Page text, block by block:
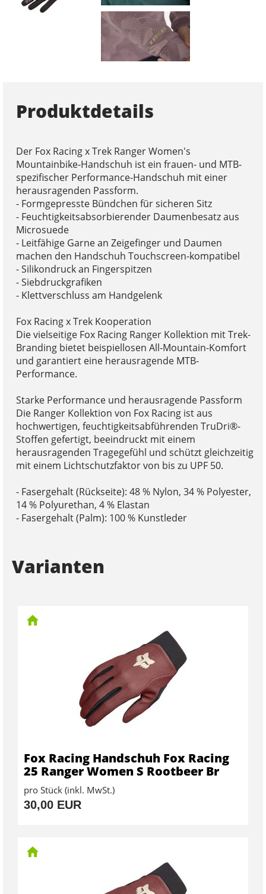
Produktdetails
Der Fox Racing x Trek Ranger Women's
Mountainbike-Handschuh ist ein frauen- und MTB-
spezifischer Performance-Handschuh mit einer
herausragenden Passform.
- Formgepresste Bündchen für sicheren Sitz
- Feuchtigkeitsabsorbierender Daumenbesatz aus
Microsuede
- Leitfähige Garne an Zeigefinger und Daumen
machen den Handschuh Touchscreen-kompatibel
- Silikondruck an Fingerspitzen
- Siebdruckgrafiken
- Klettverschluss am Handgelenk
Fox Racing x Trek Kooperation
Die vielseitige Fox Racing Ranger Kollektion mit Trek-
Branding bietet beispiellosen All-Mountain-Komfort
und garantiert eine herausragende MTB-
Performance.
Starke Performance und herausragende Passform
Die Ranger Kollektion von Fox Racing ist aus
hochwertigen, feuchtigkeitsabführenden TruDri®-
Stoffen gefertigt, beeindruckt mit einem
herausragenden Tragegefühl und schützt gleichzeitig
mit einem Lichtschutzfaktor von bis zu UPF 50.
- Fasergehalt (Rückseite): 48 % Nylon, 34 % Polyester,
14 % Polyurethan, 4 % Elastan
- Fasergehalt (Palm): 100 % Kunstleder
Varianten
Fox Racing Handschuh Fox Racing
25 Ranger Women S Rootbeer Br
pro Stück (inkl. MwSt.)
30,00 EUR